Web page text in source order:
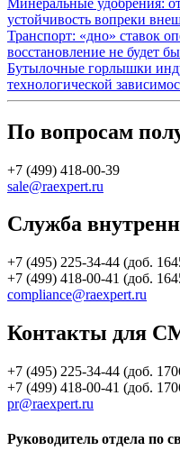
устойчивость вопреки
Транспорт: «дно» ставок
восстановление не будет
Бутылочные горлышки
технологической
По вопросам
+7 (499) 418-00-39
sale@raexpert.ru
Служба
+7 (495) 225-34-44 (доб.
+7 (499) 418-00-41 (доб.
compliance@raexpert.ru
Контакты для
+7 (495) 225-34-44 (доб.
+7 (499) 418-00-41 (доб.
pr@raexpert.ru
Руководитель отдела по